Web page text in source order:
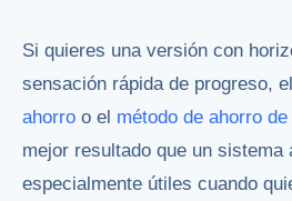
Si quieres una versión con
sensación rápida de progreso,
ahorro o el método de ahorro
mejor resultado que un sistema
especialmente útiles cuando